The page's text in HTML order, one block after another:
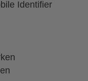
Identifier